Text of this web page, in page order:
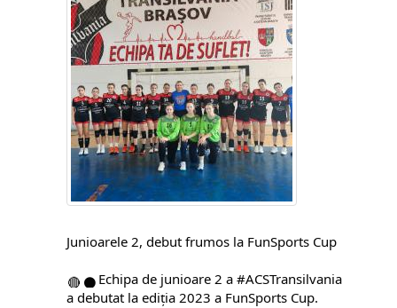
Junioarele 2, debut frumos la FunSports Cup
Echipa de junioare 2 a#ACSTransilvania
a debutat la ediția 2023 a FunSports Cup.